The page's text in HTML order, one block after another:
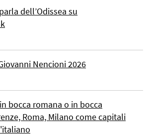
dell’Odissea su
Nencioni 2026
bocca romana o in bocca
Roma, Milano come capitali